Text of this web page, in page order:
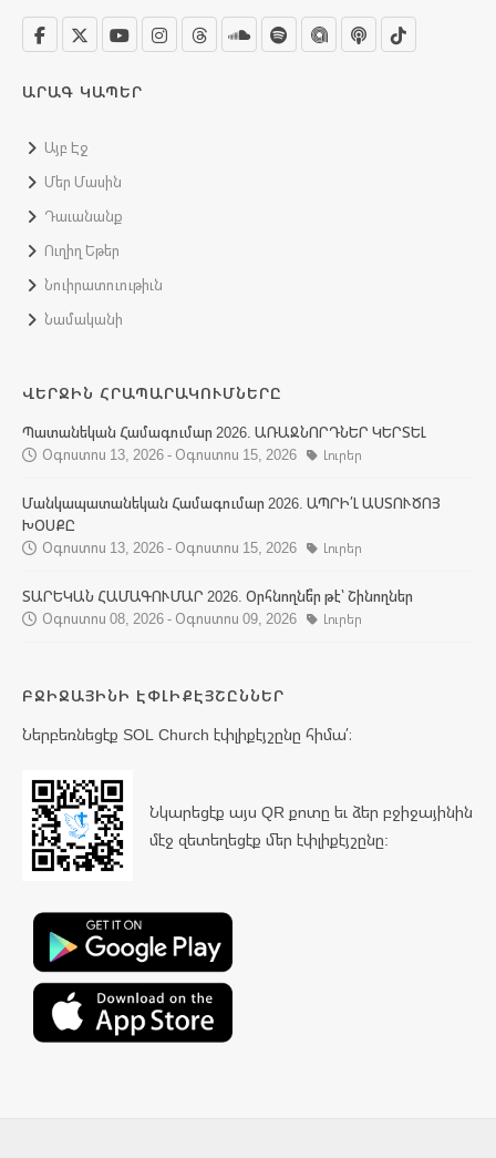
ԱՐԱԳ ԿԱՊԵՐ
Այբ Էջ
Մեր Մասին
Դաւանանք
Ուղիղ Եթեր
Նուիրատուութիւն
Նամականի
ՎԵՐՋԻՆ ՀՐԱՊԱՐԱԿՈՒՄՆԵՐԸ
Պատանեկան Համագումար 2026. ԱՌԱՋՆՈՐԴՆԵՐ ԿԵՐՏԵԼ
Օգոստոս 13, 2026 - Օգոստոս 15, 2026
Լուրեր
Մանկապատանեկան Համագումար 2026. ԱՊՐԻ՛Լ ԱՍՏՈՒԾՈՅ
ԽՕՍՔԸ
Օգոստոս 13, 2026 - Օգոստոս 15, 2026
Լուրեր
ՏԱՐԵԿԱՆ ՀԱՄԱԳՈՒՄԱՐ 2026. Օրհնողնե՞ր թէ՝ Շինողներ
Օգոստոս 08, 2026 - Օգոստոս 09, 2026
Լուրեր
ԲՋԻՋԱՅԻՆԻ ԷՓԼԻՔԷՅՇԸՆՆԵՐ
Ներբեռնեցէք SOL Church էփլիքէյշընը հիմա՛։
Նկարեցէք այս QR քոտը եւ ձեր բջիջայինին
մէջ զետեղեցէք մեր էփլիքէյշընը: